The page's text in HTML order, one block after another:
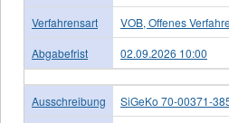
Verfahrensart
VOB, Offenes
Abgabefrist
02.09.2026 10:00
Ausschreibung
SiGeKo 70-00371-